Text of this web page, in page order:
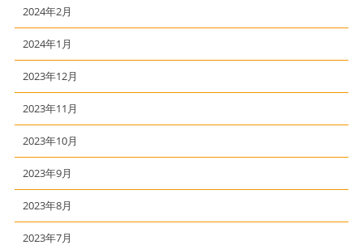
2024年2月
2024年1月
2023年12月
2023年11月
2023年10月
2023年9月
2023年8月
2023年7月